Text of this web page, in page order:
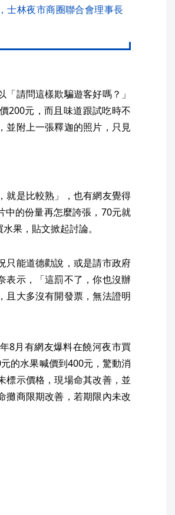
士林夜市商圈聯合會理事長
請問這樣欺騙遊客好嗎？」
200元，而且味道跟試吃時不
並附上一張釋迦的照片，只見
就是比較熟」，也有網友覺得
中的份量再怎麼誇張，70元就
果，貼文掀起討論。
只能道德勸說，或是請市政府
表示，「這罰不了，你也沒辦
且大多沒有開發票，無法證明
8月有網友爆料在饒河夜市買
的水果喊價到400元，驚動消
標示價格，現場命其改善，並
攤商限期改善，若期限內未改